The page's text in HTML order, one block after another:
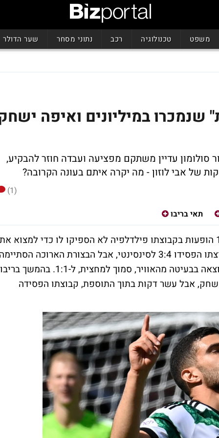
משפט טכנולוגיה רכב נתוני מסחר שער הדולר
שנמכרו במיליונים ואיפה
סולומון עדיין משתקם מפציעה ועבדה חוזר להבקיע,
של אבי לוזון - מה יקרה איתם בעונה הקרובה?
(1)
תאי בריבו
תאי בריבו לא כבש כבר זמן רב. ליתר דיוק, 10 הופעות בקבוצתו פילדלפיה לא הספיקו לו כדי למצוא את
הרשת. הלילה (בין רביעי לחמישי) בריבו וקבוצתו הפסידו 3:4 לסינסינטי, אבל הבצורת הארוכה
והוא כבש צמד. זה קרה כאשר השווה את התוצאה בבעיטה מהאוויר, סמוך למחצית, ל-1:1. בהמשך בריבו
אבל עשר דקות בתוך התוספת, קבוצתו הפסידה